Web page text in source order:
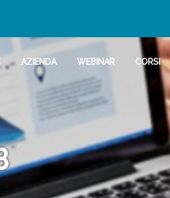
AZIENDA WEBINAR CORSI